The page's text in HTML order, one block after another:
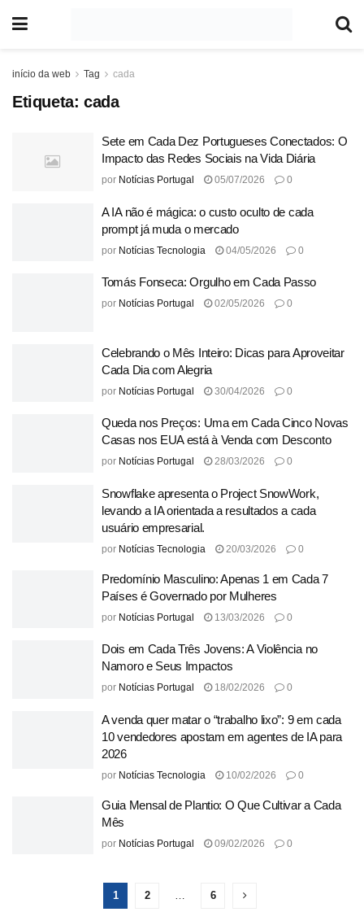
início da web Tag cada
Etiqueta: cada
Sete em Cada Dez Portugueses Conectados: O
Impacto das Redes Sociais na Vida Diária
por Notícias Portugal 05/07/2026 0
A IA não é mágica: o custo oculto de cada
prompt já muda o mercado
por Notícias Tecnologia 04/05/2026 0
Tomás Fonseca: Orgulho em Cada Passo
por Notícias Portugal 02/05/2026 0
Celebrando o Mês Inteiro: Dicas para Aproveitar
Cada Dia com Alegria
por Notícias Portugal 30/04/2026 0
Queda nos Preços: Uma em Cada Cinco Novas
Casas nos EUA está à Venda com Desconto
por Notícias Portugal 28/03/2026 0
Snowflake apresenta o Project SnowWork,
levando a IA orientada a resultados a cada
usuário empresarial.
por Notícias Tecnologia 20/03/2026 0
Predomínio Masculino: Apenas 1 em Cada 7
Países é Governado por Mulheres
por Notícias Portugal 13/03/2026 0
Dois em Cada Três Jovens: A Violência no
Namoro e Seus Impactos
por Notícias Portugal 18/02/2026 0
A venda quer matar o “trabalho lixo”: 9 em cada
10 vendedores apostam em agentes de IA para
2026
por Notícias Tecnologia 10/02/2026 0
Guia Mensal de Plantio: O Que Cultivar a Cada
Mês
por Notícias Portugal 09/02/2026 0
1 2 … 6